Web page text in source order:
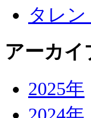
タレ
アーカイ
2025年